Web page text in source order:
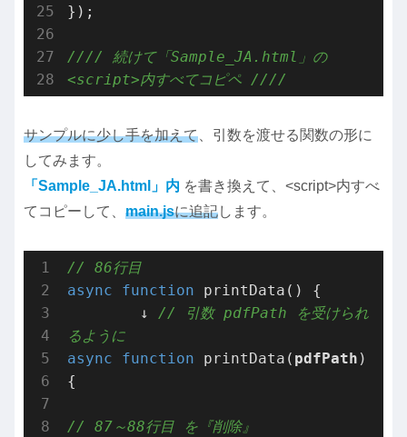
});
//// 続けて「Sample_JA.html」の
<script>内すべてコピペ ////
サンプルに少し手を加えて 、引数を渡せる関数の形に
してみます。
「Sample_JA.html」内 を書き換えて、<script>内すべ
てコピーして、 main.jsに追記します。
// 86行目
async
function printData ( ) {
        ↓
// 引数 pdfPath を受けられ
るように
async
function printData ( pdfPath
{
// 87～88行目 を『削除』